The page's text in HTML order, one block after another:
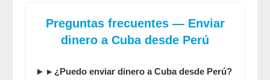
Preguntas frecuentes — Enviar
dinero a Cuba desde Perú
▸ ¿Puedo enviar dinero a Cuba desde Perú?